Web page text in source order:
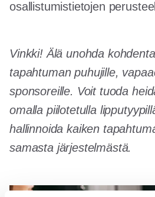
osallistumistietojen
Vinkki! Älä unohda
tapahtuman puhujille,
sponsoreille. Voit tuoda
omalla piilotetulla
hallinnoida kaiken
samasta järjestelmästä.